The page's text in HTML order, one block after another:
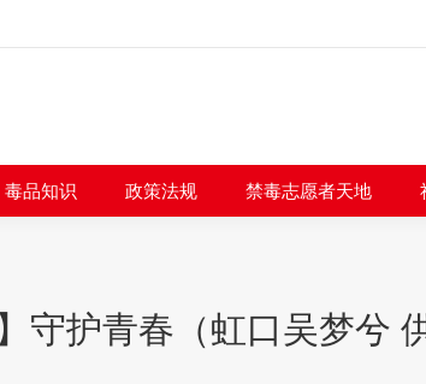
毒品知识 政策法规 禁毒志愿者天地
守护青春（虹口吴梦兮
项目 毒品知识 政策法规 禁毒志愿